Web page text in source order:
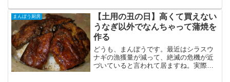
ジョンとなります。スポンサードリンク
ササミの燻製（白ワイン...
まんぼう厨房
【土用の丑の日】高くて買えない
うなぎ以外でなんちゃって蒲焼を
作る
どうも、まんぼうです。最近はシラスウ
ナギの漁獲量が減って、絶滅の危機が近
づいていると言われて居ますね。実際に